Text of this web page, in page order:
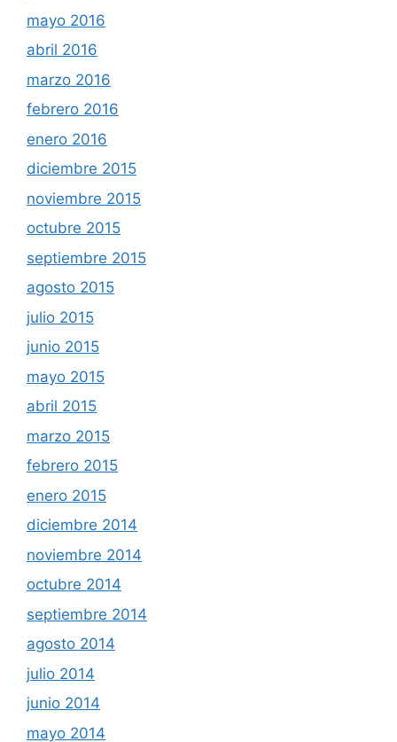
mayo 2016
abril 2016
marzo 2016
febrero 2016
enero 2016
diciembre 2015
noviembre 2015
octubre 2015
septiembre 2015
agosto 2015
julio 2015
junio 2015
mayo 2015
abril 2015
marzo 2015
febrero 2015
enero 2015
diciembre 2014
noviembre 2014
octubre 2014
septiembre 2014
agosto 2014
julio 2014
junio 2014
mayo 2014